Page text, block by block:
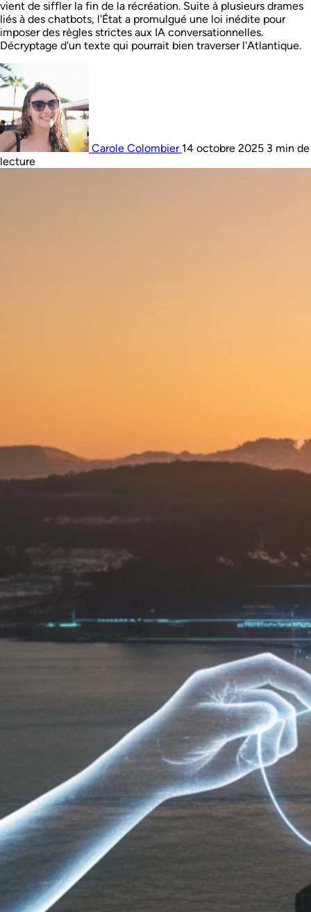
vient de siffler la fin de la récréation. Suite à plusieurs drames
liés à des chatbots, l'État a promulgué une loi inédite pour
imposer des règles strictes aux IA conversationnelles.
Décryptage d'un texte qui pourrait bien traverser l'Atlantique.
Carole Colombier 14 octobre 2025 3 min de
lecture